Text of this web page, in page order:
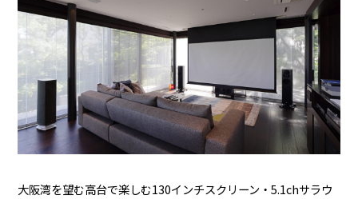
大阪湾を望む高台で楽しむ130インチスクリーン・5.1chサラウ